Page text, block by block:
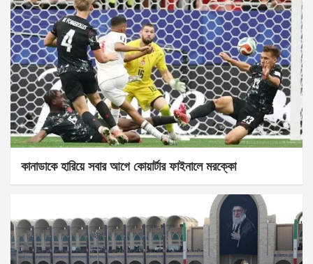
কানাডাকে হারিয়ে সবার আগে কোয়ার্টার ফাইনালে মরক্কো